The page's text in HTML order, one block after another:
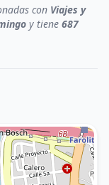
con Viajes y
y tiene 687